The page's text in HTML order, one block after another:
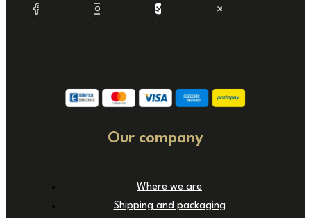
Our company
Where we are
Shipping and packaging